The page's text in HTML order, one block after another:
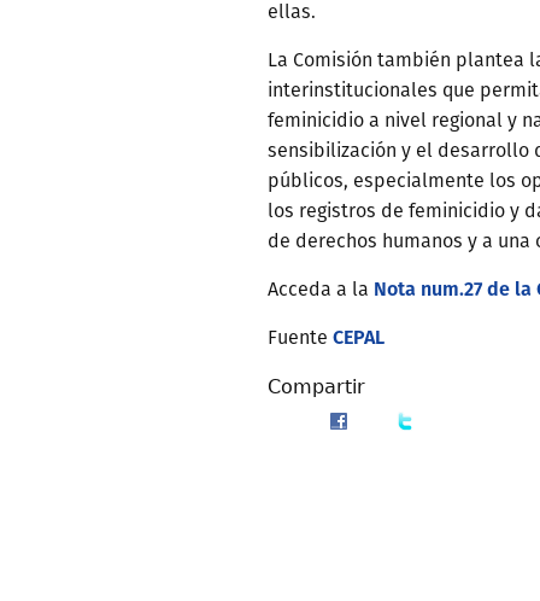
ellas.
La Comisión también plantea
interinstitucionales que
feminicidio a nivel regional y
sensibilización y el desarrollo
públicos, especialmente los
los registros de feminicidio y
de derechos humanos y a
Acceda a la Nota num.27 de la
Fuente CEPAL
Compartir